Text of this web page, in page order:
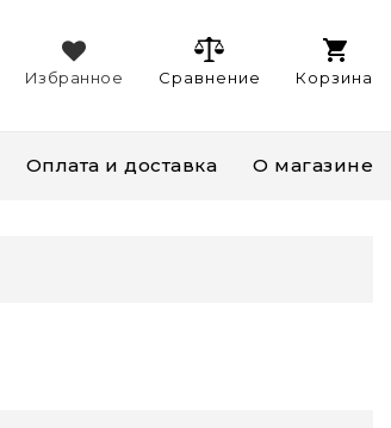
Корзина
Сравнение
Избранное
Оплата и доставка О магазине